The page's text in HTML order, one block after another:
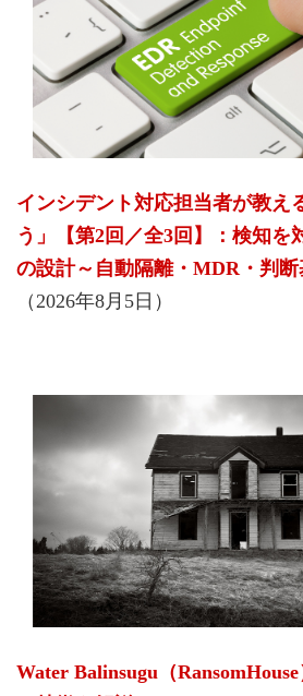
インシデント対応担当者が教え
う」【第2回／全3回】：検知を
の設計～自動隔離・MDR・判断
（2026年8月5日）
Water Balinsugu（